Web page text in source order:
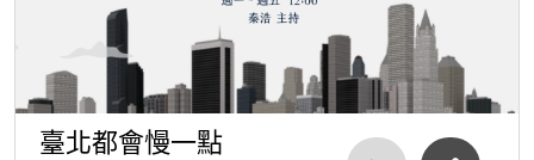
臺北都會慢一點